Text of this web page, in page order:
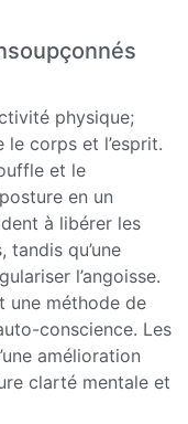
physique;
le corps et l’esprit.
et le
en un
à libérer les
tandis qu’une
l’angoisse.
une méthode de
conscience. Les
amélioration
clarté mentale et